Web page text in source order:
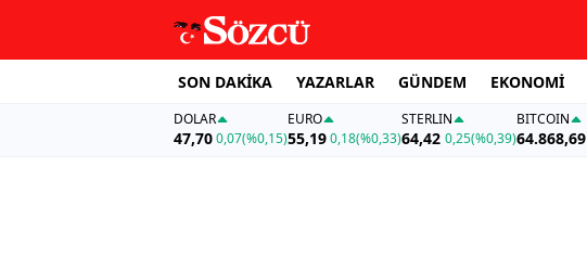
SON DAKİKA YAZARLAR GÜNDEM EKONOMİ
DOLAR
47,700,07(%0,15)
EURO
55,19 0,18(%0,33)
STERLIN
64,42 0,25(%0,39)
BITCOIN
64.868,69